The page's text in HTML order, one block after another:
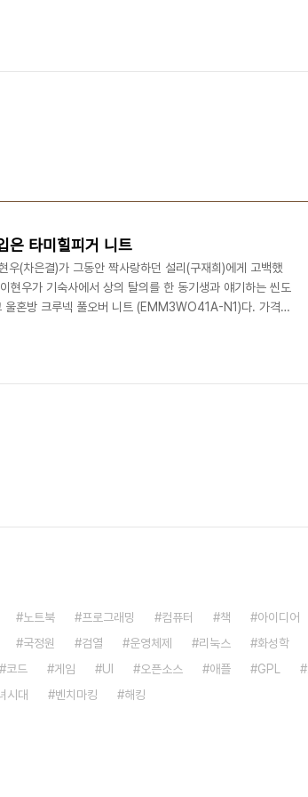
은 타미힐피거 니트
우(차은결)가 그동안 짝사랑하던 설리(구재희)에게 고백했
현우가 기숙사에서 상의 탈의를 한 동기생과 얘기하는 씬도
혼방 크루넥 풀오버 니트 (EMM3WO41A-N1)다. 가격은
옷을 소개한 블로그다.
http..
노트북 프로그래밍 컴퓨터 책 아이디어
국정원 검열 운영체제 리눅스 화성학
코드 게임 UI 오픈소스 애플 GPL
시대 벤치마킹 해킹